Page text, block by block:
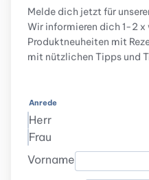
Melde dich jetzt für
Wir informieren dich 1-2
Produktneuheiten mit
mit nützlichen Tipps und
Anrede
Herr
Frau
Vorname